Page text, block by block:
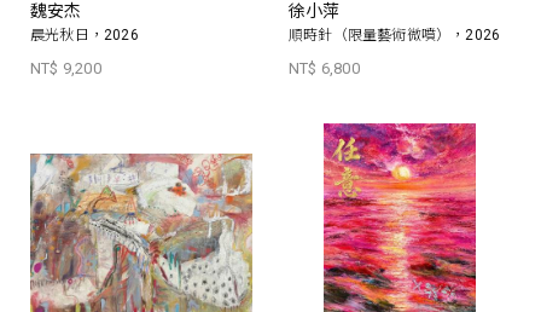
魏安杰
晨光秋日，2026
NT$ 9,200
徐小萍
順時針（限量藝術微噴），2026
NT$ 6,800